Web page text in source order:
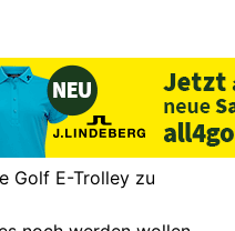
Golf E-Trolley zu